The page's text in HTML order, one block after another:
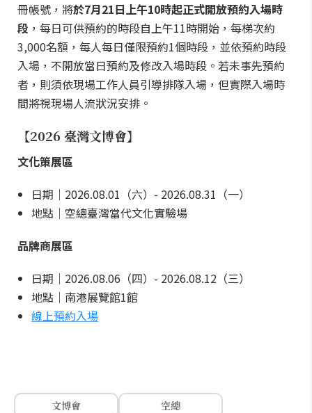
冊帳號，將於7月21日上午10時起正式開放預約入場時
段 ，每日可供預約的時段自上午11時開始，每梯次約
3,000名額，每人每日僅限預約1個時段，並依預約時段
入場，不開放當日預約及修改入場時段。若未事先預約
者，則須依現場工作人員引導排隊入場，但實際入場時
間將視現場人流狀況安排。
【2026 臺灣文博會】
文化策展區
日期｜2026.08.01（六）- 2026.08.31（一）
地點｜空總臺灣當代文化實驗場
品牌商展區
日期｜2026.08.06（四）- 2026.08.12（三）
地點｜南港展覽館1館
線上預約入場
文博會
空總